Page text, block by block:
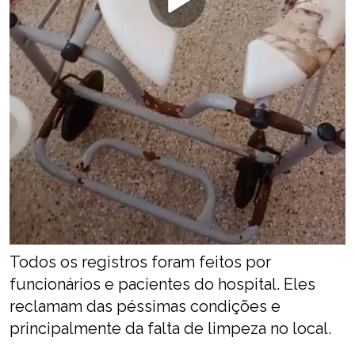
Todos os registros foram feitos por
funcionários e pacientes do hospital. Eles
reclamam das péssimas condições e
principalmente da falta de limpeza no local.